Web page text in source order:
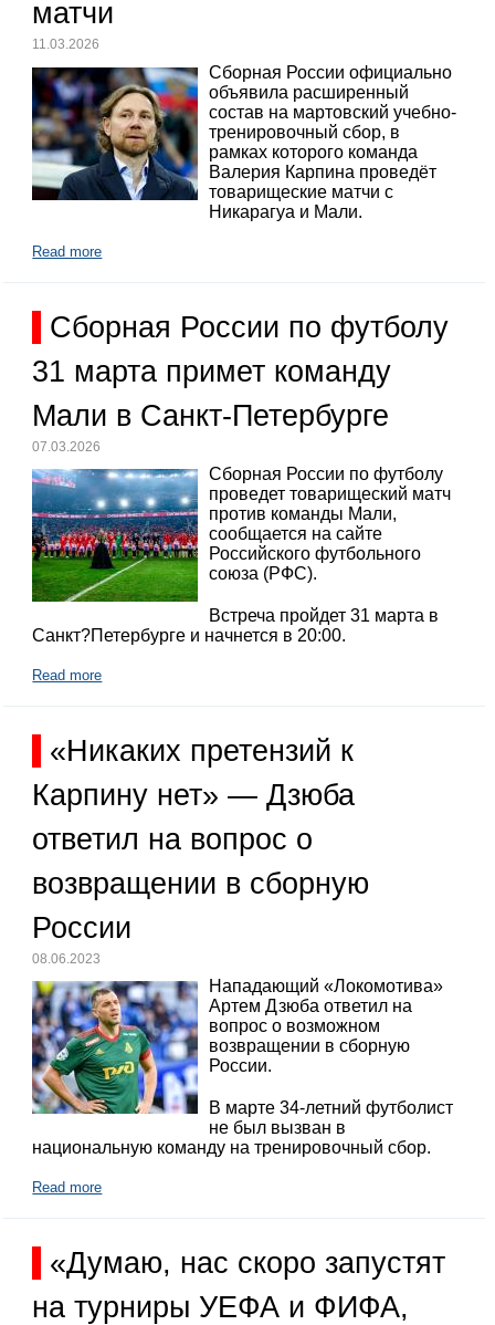
матчи
11.03.2026
Сборная России официально
объявила расширенный
состав на мартовский учебно-
тренировочный сбор, в
рамках которого команда
Валерия Карпина проведёт
товарищеские матчи с
Никарагуа и Мали.
Read more
Сборная России по футболу
31 марта примет команду
Мали в Санкт-Петербурге
07.03.2026
Сборная России по футболу
проведет товарищеский матч
против команды Мали,
сообщается на сайте
Российского футбольного
союза (РФС).
Встреча пройдет 31 марта в
Санкт?Петербурге и начнется в 20:00.
Read more
«Никаких претензий к
Карпину нет» — Дзюба
ответил на вопрос о
возвращении в сборную
России
08.06.2023
Нападающий «Локомотива»
Артем Дзюба ответил на
вопрос о возможном
возвращении в сборную
России.
В марте 34-летний футболист
не был вызван в
национальную команду на тренировочный сбор.
Read more
«Думаю, нас скоро запустят
на турниры УЕФА и ФИФА,